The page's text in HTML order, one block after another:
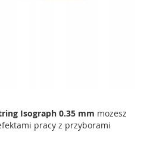
Isograph 0.35 mm mozesz
pracy z przyborami